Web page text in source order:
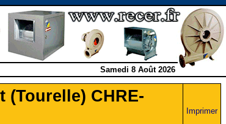
Samedi 8 Août 2026
(Tourelle) CHRE-
Imprimer